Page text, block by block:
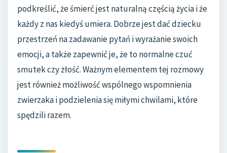
podkreślić, że śmierć jest naturalną częścią życia i że
każdy z nas kiedyś umiera. Dobrze jest dać dziecku
przestrzeń na zadawanie pytań i wyrażanie swoich
emocji, a także zapewnić je, że to normalne czuć
smutek czy złość. Ważnym elementem tej rozmowy
jest również możliwość wspólnego wspomnienia
zwierzaka i podzielenia się miłymi chwilami, które
spędzili razem.